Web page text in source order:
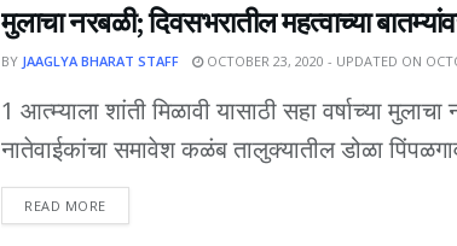
मुलाचा नरबळी; दिवसभरातील महत्वाच्या
BY JAAGLYA BHARAT STAFF OCTOBER 23, 2020 - UPDATED ON
1 आत्म्याला शांती मिळावी यासाठी सहा वर्षाच्या
नातेवाईकांचा समावेश कळंब तालुक्यातील डोळा
READ MOREDETAILS